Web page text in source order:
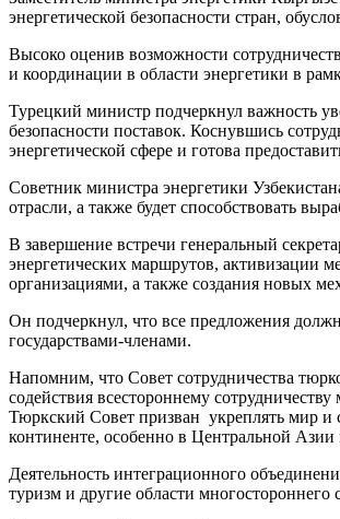
энергетической безопасности стран,
Высоко оценив возможности
и координации в области энергетики в
Турецкий министр подчеркнул важность
безопасности поставок. Коснувшись
энергетической сфере и готова
Советник министра энергетики
отрасли, а также будет способствовать
В завершение встречи генеральный
энергетических маршрутов, активизации
организациями, а также создания новых
Он подчеркнул, что все предложения
государствами-членами.
Напомним, что Совет сотрудничества
содействия всестороннему
Тюркский Совет призван укреплять мир и
континенте, особенно в Центральной Азии
Деятельность интеграционного
туризм и другие области